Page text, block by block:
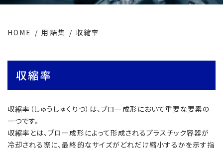
HOME 用語集 収縮率
収縮率
収縮率（しゅうしゅくりつ）は、ブロー成形において重要な要素の
一つです。
収縮率とは、ブロー成形によって形成されるプラスチック容器が
冷却される際に、最終的なサイズがどれだけ縮小するかを示す指